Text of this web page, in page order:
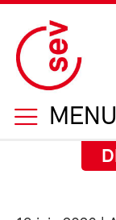
MENU